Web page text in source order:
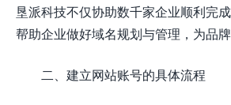
垦派科技不仅协助数千家企业顺利完成
帮助企业做好域名规划与管理，为品牌
二、建立网站账号的具体流程